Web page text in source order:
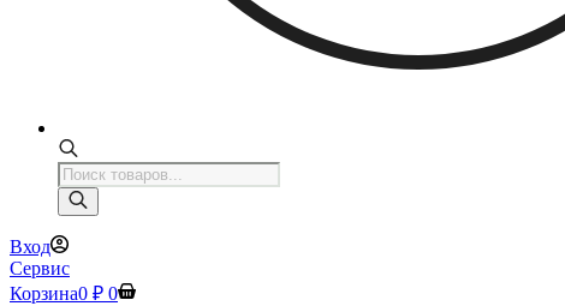
Поиск
товаров
Вход
Сервис
Корзина0 ₽ 0